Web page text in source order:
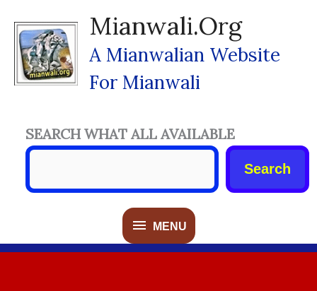
Content
Mianwali.org
A Mianwalian Website
For Mianwali
MENU
MENU
SEARCH WHAT ALL AVAILABLE
Search